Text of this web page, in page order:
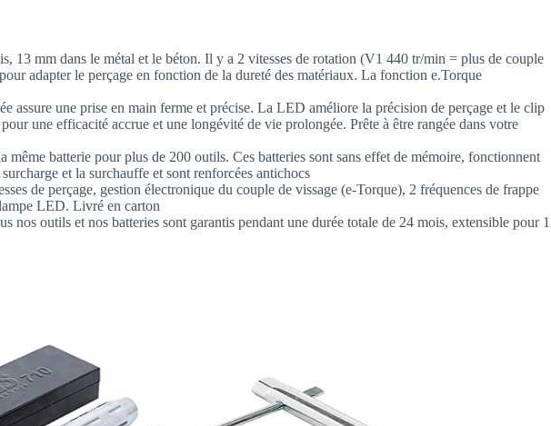
13 mm dans le métal et le béton. Il y a 2 vitesses de rotation (V1 440 tr/min = plus de couple
adapter le perçage en fonction de la dureté des matériaux. La fonction e.Torque
une prise en main ferme et précise. La LED améliore la précision de perçage et le clip
une efficacité accrue et une longévité de vie prolongée. Prête à être rangée dans votre
batterie pour plus de 200 outils. Ces batteries sont sans effet de mémoire, fonctionnent
et la surchauffe et sont renforcées antichocs
de perçage, gestion électronique du couple de vissage (e-Torque), 2 fréquences de frappe
LED. Livré en carton
nos outils et nos batteries sont garantis pendant une durée totale de 24 mois, extensible pour 1